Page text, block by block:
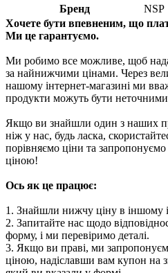
Бренд
NSP
Хочете бути впевненим, що
Ми це гарантуємо.
Ми робимо все можливе, щоб
за найнижчими цінами. Через
нашому інтернет-магазині ми
продукти можуть бути
Якщо ви знайшли один з наших
ніж у нас, будь ласка,
порівняємо ціни та
ціною!
Ось як це працює:
1. Знайшли нижчу ціну в іншому
2. Запитайте нас щодо
форму, і ми перевіримо деталі.
3. Якщо ви праві, ми
ціною, надіславши вам купон на